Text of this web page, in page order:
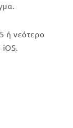
ή νεότερο